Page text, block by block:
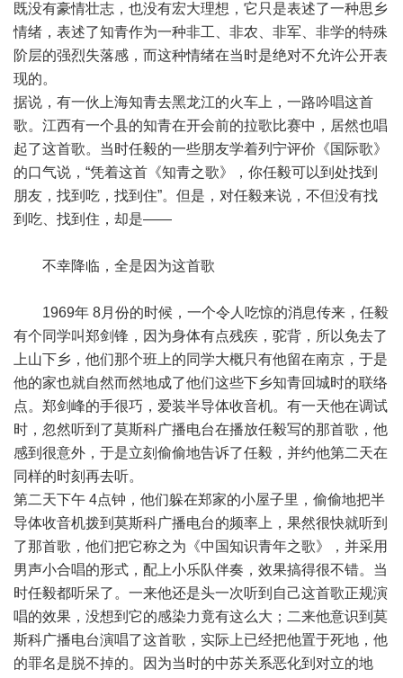
既没有豪情壮志，也没有宏大理想，它只是表述了一种思乡
情绪，表述了知青作为一种非工、非农、非军、非学的特殊
阶层的强烈失落感，而这种情绪在当时是绝对不允许公开表
现的。
据说，有一伙上海知青去黑龙江的火车上，一路吟唱这首
歌。江西有一个县的知青在开会前的拉歌比赛中，居然也唱
起了这首歌。当时任毅的一些朋友学着列宁评价《国际歌》
的口气说，“凭着这首《知青之歌》，你任毅可以到处找到
朋友，找到吃，找到住”。但是，对任毅来说，不但没有找
到吃、找到住，却是——
不幸降临，全是因为这首歌
1969年 8月份的时候，一个令人吃惊的消息传来，任毅
有个同学叫郑剑锋，因为身体有点残疾，驼背，所以免去了
上山下乡，他们那个班上的同学大概只有他留在南京，于是
他的家也就自然而然地成了他们这些下乡知青回城时的联络
点。郑剑峰的手很巧，爱装半导体收音机。有一天他在调试
时，忽然听到了莫斯科广播电台在播放任毅写的那首歌，他
感到很意外，于是立刻偷偷地告诉了任毅，并约他第二天在
同样的时刻再去听。
第二天下午 4点钟，他们躲在郑家的小屋子里，偷偷地把半
导体收音机拨到莫斯科广播电台的频率上，果然很快就听到
了那首歌，他们把它称之为《中国知识青年之歌》，并采用
男声小合唱的形式，配上小乐队伴奏，效果搞得很不错。当
时任毅都听呆了。一来他还是头一次听到自己这首歌正规演
唱的效果，没想到它的感染力竟有这么大；二来他意识到莫
斯科广播电台演唱了这首歌，实际上已经把他置于死地，他
的罪名是脱不掉的。因为当时的中苏关系恶化到对立的地